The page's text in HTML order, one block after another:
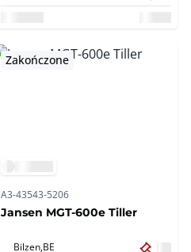
Zakończone
A3-43543-5206
Jansen MGT-600e Tiller
Bilzen, BE